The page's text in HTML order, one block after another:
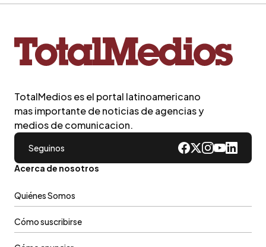
TotalMedios es el portal latinoamericano
mas importante de noticias de agencias y
medios de comunicacion.
Seguinos
Acerca de nosotros
Quiénes Somos
Cómo suscribirse